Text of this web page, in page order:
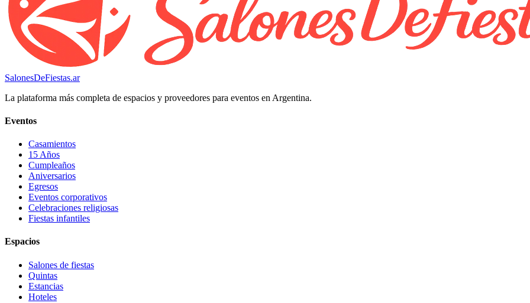
SalonesDeFiestas.ar
La plataforma más completa de espacios y proveedores para eventos en Argentina.
Eventos
Casamientos
15 Años
Cumpleaños
Aniversarios
Egresos
Eventos corporativos
Celebraciones religiosas
Fiestas infantiles
Espacios
Salones de fiestas
Quintas
Estancias
Hoteles